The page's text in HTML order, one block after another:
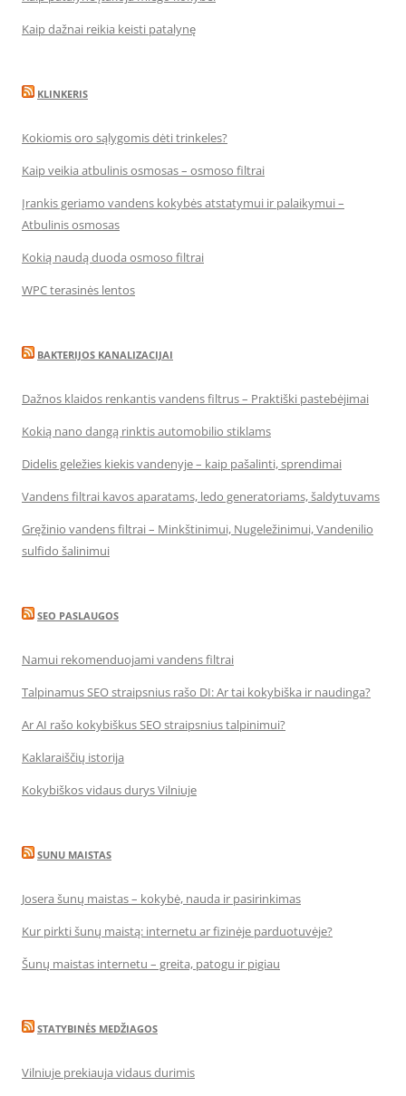
Kaip dažnai reikia keisti patalynę
KLINKERIS
Kokiomis oro sąlygomis dėti trinkeles?
Kaip veikia atbulinis osmosas – osmoso filtrai
Įrankis geriamo vandens kokybės atstatymui ir palaikymui –
Atbulinis osmosas
Kokią naudą duoda osmoso filtrai
WPC terasinės lentos
BAKTERIJOS KANALIZACIJAI
Dažnos klaidos renkantis vandens filtrus – Praktiški pastebėjimai
Kokią nano dangą rinktis automobilio stiklams
Didelis geležies kiekis vandenyje – kaip pašalinti, sprendimai
Vandens filtrai kavos aparatams, ledo generatoriams, šaldytuvams
Gręžinio vandens filtrai – Minkštinimui, Nugeležinimui, Vandenilio
sulfido šalinimui
SEO PASLAUGOS
Namui rekomenduojami vandens filtrai
Talpinamus SEO straipsnius rašo DI: Ar tai kokybiška ir naudinga?
Ar AI rašo kokybiškus SEO straipsnius talpinimui?
Kaklaraiščių istorija
Kokybiškos vidaus durys Vilniuje
SUNU MAISTAS
Josera šunų maistas – kokybė, nauda ir pasirinkimas
Kur pirkti šunų maistą: internetu ar fizinėje parduotuvėje?
Šunų maistas internetu – greita, patogu ir pigiau
STATYBINĖS MEDŽIAGOS
Vilniuje prekiauja vidaus durimis